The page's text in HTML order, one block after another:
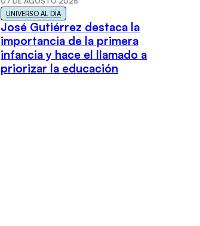
UNIVERSO AL DÍA
José Gutiérrez destaca la
importancia de la primera
infancia y hace el llamado a
priorizar la educación